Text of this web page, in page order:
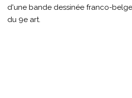
d'une bande dessinée franco-
du 9e art.